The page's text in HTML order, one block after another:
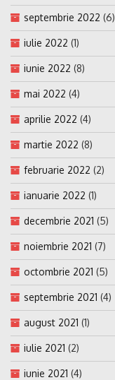
septembrie 2022 (6)
iulie 2022 (1)
iunie 2022 (8)
mai 2022 (4)
aprilie 2022 (4)
martie 2022 (8)
februarie 2022 (2)
ianuarie 2022 (1)
decembrie 2021 (5)
noiembrie 2021 (7)
octombrie 2021 (5)
septembrie 2021 (4)
august 2021 (1)
iulie 2021 (2)
iunie 2021 (4)